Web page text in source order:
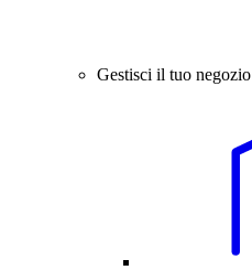
Gestisci il tuo negozio